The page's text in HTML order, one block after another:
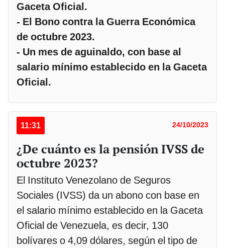
Gaceta Oficial.
- El Bono contra la Guerra Económica
de octubre 2023.
- Un mes de aguinaldo, con base al
salario mínimo establecido en la Gaceta
Oficial.
11:31 24/10/2023
¿De cuánto es la pensión IVSS de
octubre 2023?
El Instituto Venezolano de Seguros
Sociales (IVSS) da un abono con base en
el salario mínimo establecido en la Gaceta
Oficial de Venezuela, es decir, 130
bolívares o 4,09 dólares, según el tipo de